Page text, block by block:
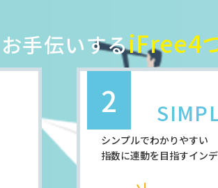
手伝いするiFree4
2
シンプルでわかりやすい
指数に連動を目指すイン